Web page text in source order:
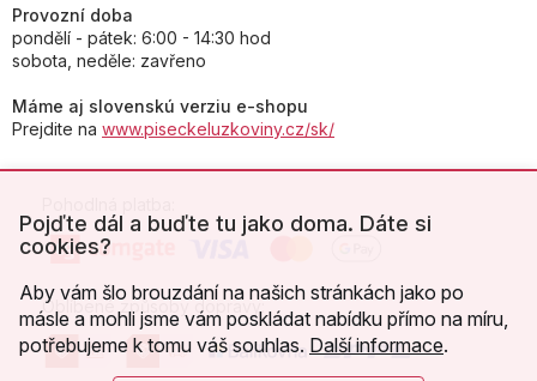
Pojďte dál a buďte tu jako doma. Dáte si
cookies?
Aby vám šlo brouzdání na našich stránkách jako po
másle a mohli jsme vám poskládat nabídku přímo na míru,
potřebujeme k tomu váš souhlas. Další informace.
Provozní doba
pondělí - pátek: 6:00 - 14:30 hod
sobota, neděle: zavřeno
Máme aj slovenskú verziu e-shopu
Prejdite na www.piseckeluzkoviny.cz/sk/
Oblíbené způsoby dopravy: